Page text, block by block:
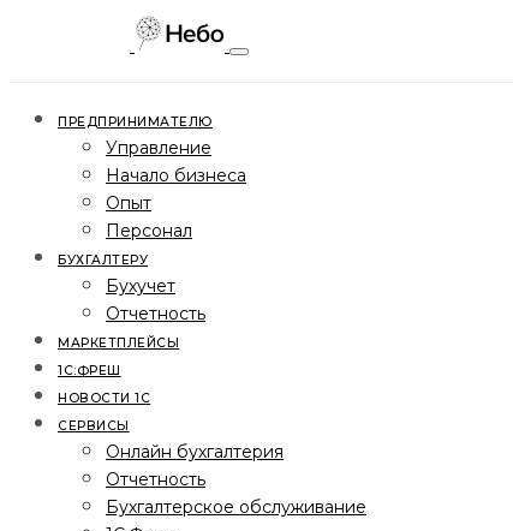
ПРЕДПРИНИМАТЕЛЮ
Управление
Начало бизнеса
Опыт
Персонал
БУХГАЛТЕРУ
Бухучет
Отчетность
МАРКЕТПЛЕЙСЫ
1С:ФРЕШ
НОВОСТИ 1С
СЕРВИСЫ
Онлайн бухгалтерия
Отчетность
Бухгалтерское обслуживание